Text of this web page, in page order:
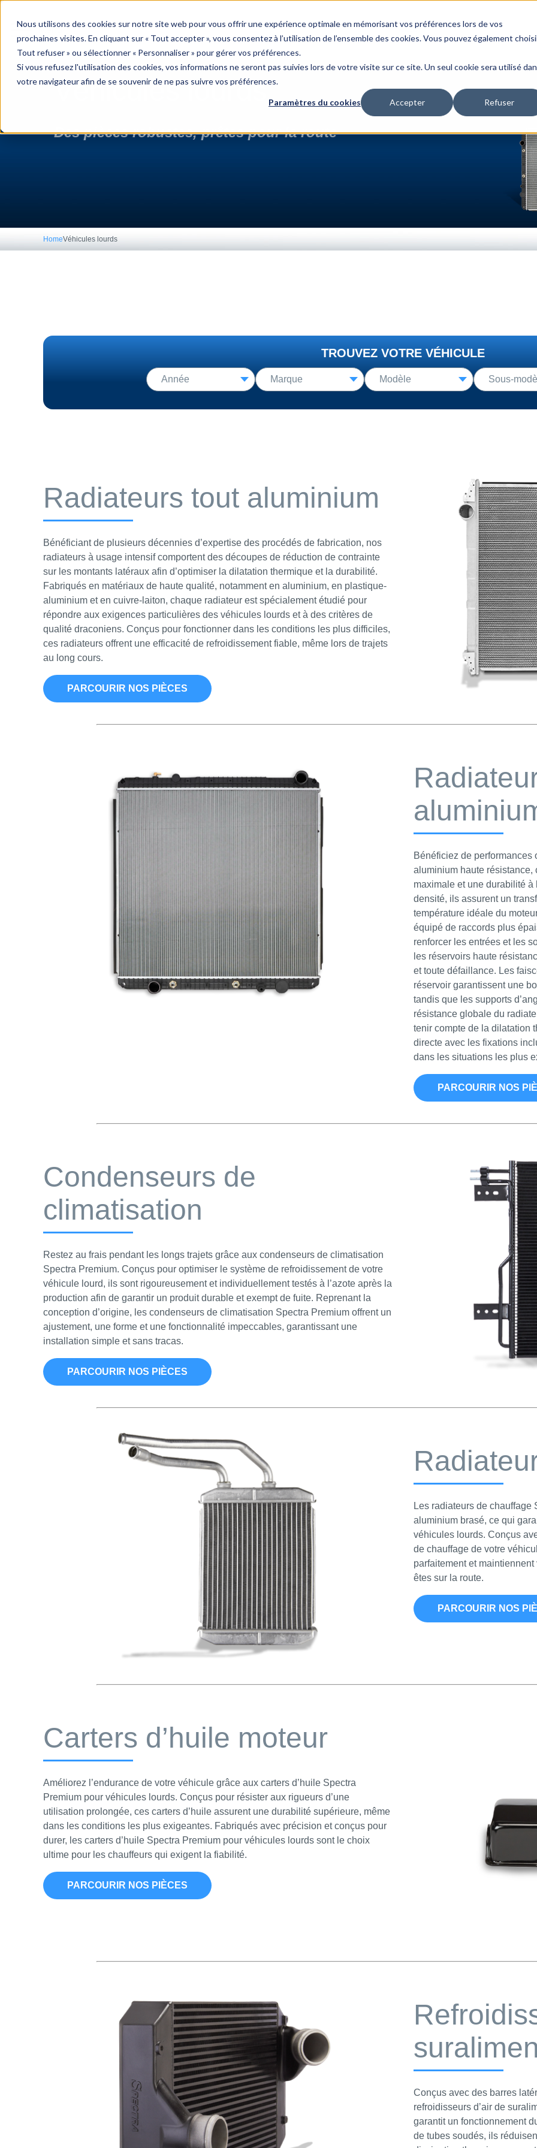
Nous utilisons des cookies sur notre site web pour vous offrir une expérience optimale en mémorisant vos préférences lors de vos
prochaines visites. En cliquant sur « Tout accepter », vous consentez à l’utilisation de l’ensemble des cookies. Vous pouvez également
Tout refuser » ou sélectionner « Personnaliser » pour gérer vos préférences.
Si vous refusez l'utilisation des cookies, vos informations ne seront pas suivies lors de votre visite sur ce site. Un seul cookie sera utilisé
votre navigateur afin de se souvenir de ne pas suivre vos préférences.
Paramètres du cookies Accepter Refuser
menu Menu
Véhicules lourds
Des pièces robustes, prêtes pour la route
HomeVéhicules lourds
TROUVEZ VOTRE VÉHICULE
Radiateurs tout aluminium
Bénéficiant de plusieurs décennies d’expertise des procédés de fabrication, nos
radiateurs à usage intensif comportent des découpes de réduction de contrainte
sur les montants latéraux afin d’optimiser la dilatation thermique et la durabilité.
Fabriqués en matériaux de haute qualité, notamment en aluminium, en plastique-
aluminium et en cuivre-laiton, chaque radiateur est spécialement étudié pour
répondre aux exigences particulières des véhicules lourds et à des critères de
qualité draconiens. Conçus pour fonctionner dans les conditions les plus difficiles,
ces radiateurs offrent une efficacité de refroidissement fiable, même lors de trajets
au long cours.
PARCOURIR NOS PIÈCES
Bénéficiez de
aluminium haute résistance,
maximale et une durabilité à
densité, ils assurent un
température idéale du
équipé de raccords plus
renforcer les entrées et les
les réservoirs haute
et toute défaillance. Les
réservoir garantissent une
tandis que les supports
résistance globale du
tenir compte de la dilatation
directe avec les fixations
dans les situations les plus
PARCOURIR NOS
Condenseurs de
climatisation
Restez au frais pendant les longs trajets grâce aux condenseurs de climatisation
Spectra Premium. Conçus pour optimiser le système de refroidissement de votre
véhicule lourd, ils sont rigoureusement et individuellement testés à l’azote après la
production afin de garantir un produit durable et exempt de fuite. Reprenant la
conception d’origine, les condenseurs de climatisation Spectra Premium offrent un
ajustement, une forme et une fonctionnalité impeccables, garantissant une
installation simple et sans tracas.
PARCOURIR NOS PIÈCES
Les radiateurs de chauffage
aluminium brasé, ce qui
véhicules lourds. Conçus
de chauffage de votre
parfaitement et
êtes sur la route.
PARCOURIR NOS
Carters d’huile moteur
Améliorez l’endurance de votre véhicule grâce aux carters d’huile Spectra
Premium pour véhicules lourds. Conçus pour résister aux rigueurs d’une
utilisation prolongée, ces carters d’huile assurent une durabilité supérieure, même
dans les conditions les plus exigeantes. Fabriqués avec précision et conçus pour
durer, les carters d’huile Spectra Premium pour véhicules lourds sont le choix
ultime pour les chauffeurs qui exigent la fiabilité.
PARCOURIR NOS PIÈCES
Conçus avec des barres
refroidisseurs d’air de
garantit un fonctionnement
de tubes soudés, ils